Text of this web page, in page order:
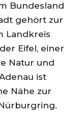
Bundesland
gehört zur
Landkreis
Eifel, einer
Natur und
ist
Nähe zur